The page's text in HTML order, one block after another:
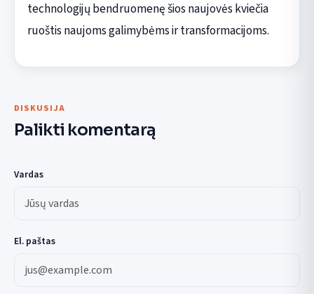
technologijų bendruomenę šios naujovės kviečia
ruoštis naujoms galimybėms ir transformacijoms.
DISKUSIJA
Palikti komentarą
Vardas
El. paštas